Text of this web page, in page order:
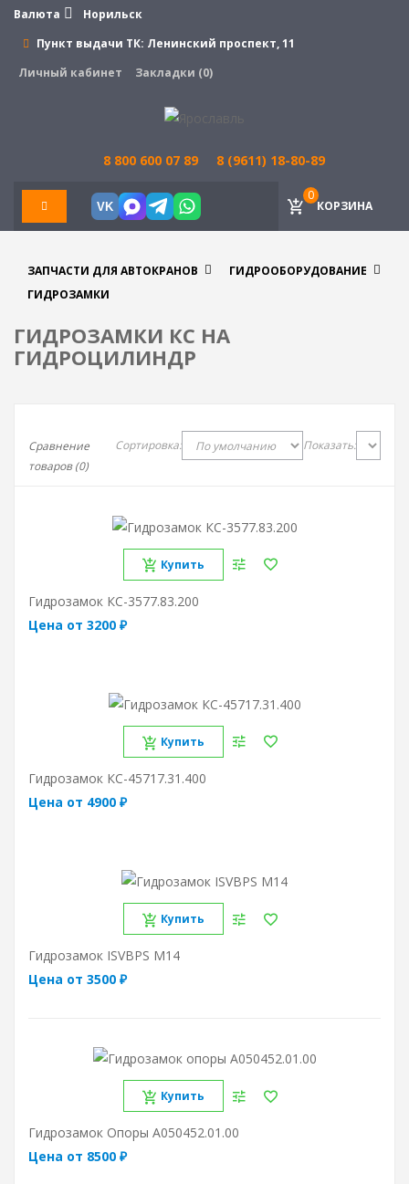
Валюта
Норильск
Пункт выдачи ТК: Ленинский проспект, 11
Личный кабинет
Закладки (0)
8 800 600 07 89 8 (9611) 18-80-89
VK КОРЗИНА
0
ЗАПЧАСТИ ДЛЯ АВТОКРАНОВ
ГИДРООБОРУДОВАНИЕ
ГИДРОЗАМКИ
ГИДРОЗАМКИ КС НА
ГИДРОЦИЛИНДР
Сравнение
товаров (0)
Сортировка: Показать:
Купить
Гидрозамок КС-3577.83.200
Цена от 3200 ₽
Купить
Гидрозамок КС-45717.31.400
Цена от 4900 ₽
Купить
Гидрозамок ISVBPS M14
Цена от 3500 ₽
Купить
Гидрозамок Опоры A050452.01.00
Цена от 8500 ₽